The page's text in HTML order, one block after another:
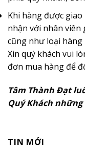
Khi hàng được giao
nhận với nhân viên
cũng như loại hàng
Xin quý khách vui
đơn mua hàng để
Tâm Thành Đạt
Quý Khách
TIN MỚI